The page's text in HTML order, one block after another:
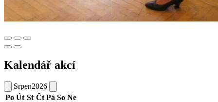
Kalendář akcí
Srpen2026
Po Út St Čt Pá So Ne